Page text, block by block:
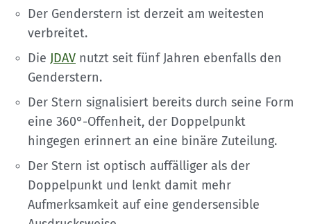
Der Genderstern ist derzeit am weitesten
verbreitet.
Die JDAV nutzt seit fünf Jahren ebenfalls den
Genderstern.
Der Stern signalisiert bereits durch seine Form
eine 360°-Offenheit, der Doppelpunkt
hingegen erinnert an eine binäre Zuteilung.
Der Stern ist optisch auffälliger als der
Doppelpunkt und lenkt damit mehr
Aufmerksamkeit auf eine gendersensible